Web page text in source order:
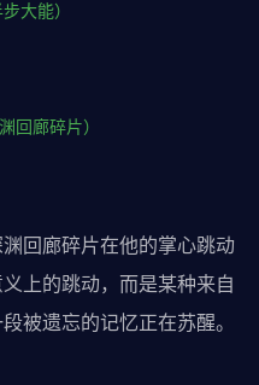
大能）
回廊碎片）
回廊碎片在他的掌心跳动
上的跳动，而是某种来自
被遗忘的记忆正在苏醒。